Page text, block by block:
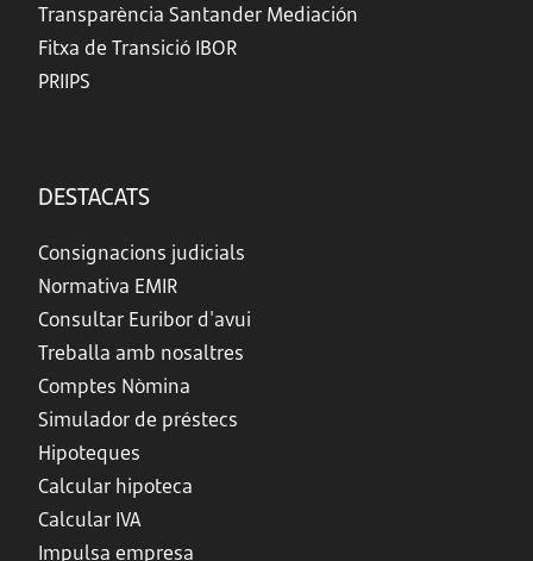
Transparència Santander Mediación
Fitxa de Transició IBOR
PRIIPS
DESTACATS
Consignacions judicials
Normativa EMIR
Consultar Euribor d'avui
Treballa amb nosaltres
Comptes Nòmina
Simulador de préstecs
Hipoteques
Calcular hipoteca
Calcular IVA
Impulsa empresa